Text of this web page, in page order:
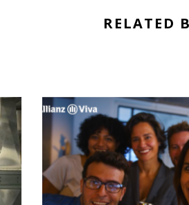
RELATED